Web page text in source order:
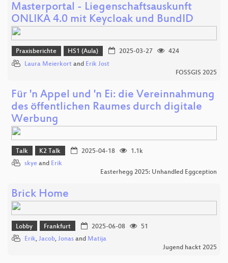
Masterportal - Liegenschaftsauskunft
ONLIKA 4.0 mit Keycloak und BundID
Praxisberichte HS1 (Aula) 2025-03-27
424
Laura Meierkort and Erik Jost
FOSSGIS 2025
Für 'n Appel und 'n Ei: die Vereinnahmung
des öffentlichen Raumes durch digitale
Werbung
Talk K2 Talk 2025-04-18
1.1k
skye and Erik
Easterhegg 2025: Unhandled Eggception
Brick Home
Lobby Frankfurt 2025-06-08
51
Erik, Jacob, Jonas and Matija
Jugend hackt 2025